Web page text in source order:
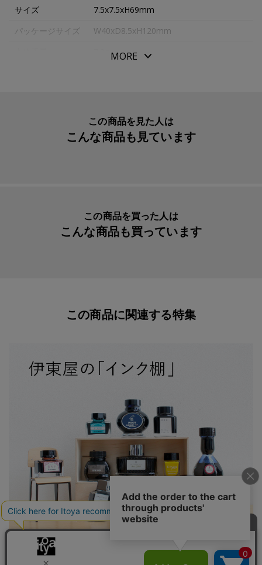
サイズ
7.5x7.5xH69mm
パッケージサイズ
W40xD8.5xH120mm
１本
14-0806-220
MORE
この商品を見た人は
こんな商品も見ています
この商品を買った人は
こんな商品も買っています
この商品に関連する特集
伊東屋の「インク棚」 オンラインストアのインクが大集